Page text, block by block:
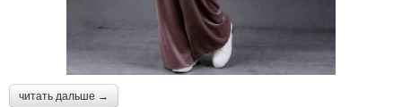
читать дальше →